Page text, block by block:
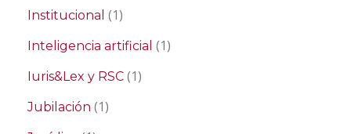
Institucional (1)
Inteligencia artificial (1)
Iuris&Lex y RSC (1)
Jubilación (1)